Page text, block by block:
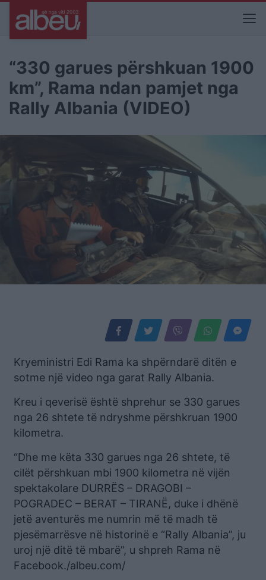
“330 garues përshkuan 1900
km”, Rama ndan pamjet nga
Rally Albania (VIDEO)
Kryeministri Edi Rama ka shpërndarë ditën e
sotme një video nga garat Rally Albania.
Kreu i qeverisë është shprehur se 330 garues
nga 26 shtete të ndryshme përshkruan 1900
kilometra.
“Dhe me këta 330 garues nga 26 shtete, të
cilët përshkuan mbi 1900 kilometra në vijën
spektakolare DURRËS – DRAGOBI –
POGRADEC – BERAT – TIRANË, duke i dhënë
jetë aventurës me numrin më të madh të
pjesëmarrësve në historinë e “Rally Albania”, ju
uroj një ditë të mbarë”, u shpreh Rama në
Facebook./albeu.com/